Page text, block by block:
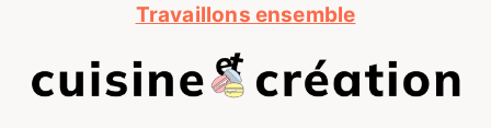
Travaillons ensemble